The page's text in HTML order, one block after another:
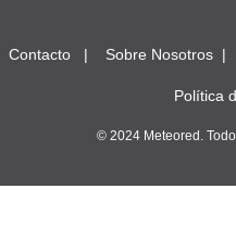
Contacto Sobre Nosotros
Política
© 2024 Meteored.